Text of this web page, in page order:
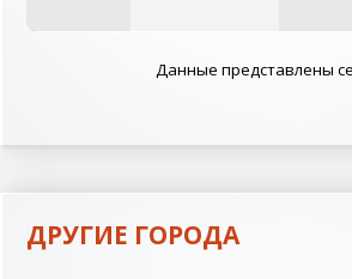
Данные представлены
ДРУГИЕ ГОРОДА